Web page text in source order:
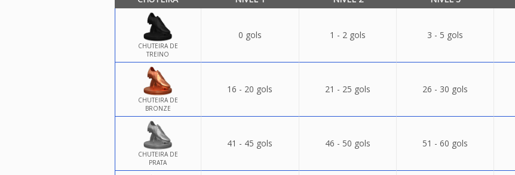
CHUTEIRA DE
TREINO
0 gols 1 - 2 gols 3 - 5 gols
CHUTEIRA DE
BRONZE
16 - 20 gols 21 - 25 gols 26 - 30 gols
CHUTEIRA DE
PRATA
41 - 45 gols 46 - 50 gols 51 - 60 gols